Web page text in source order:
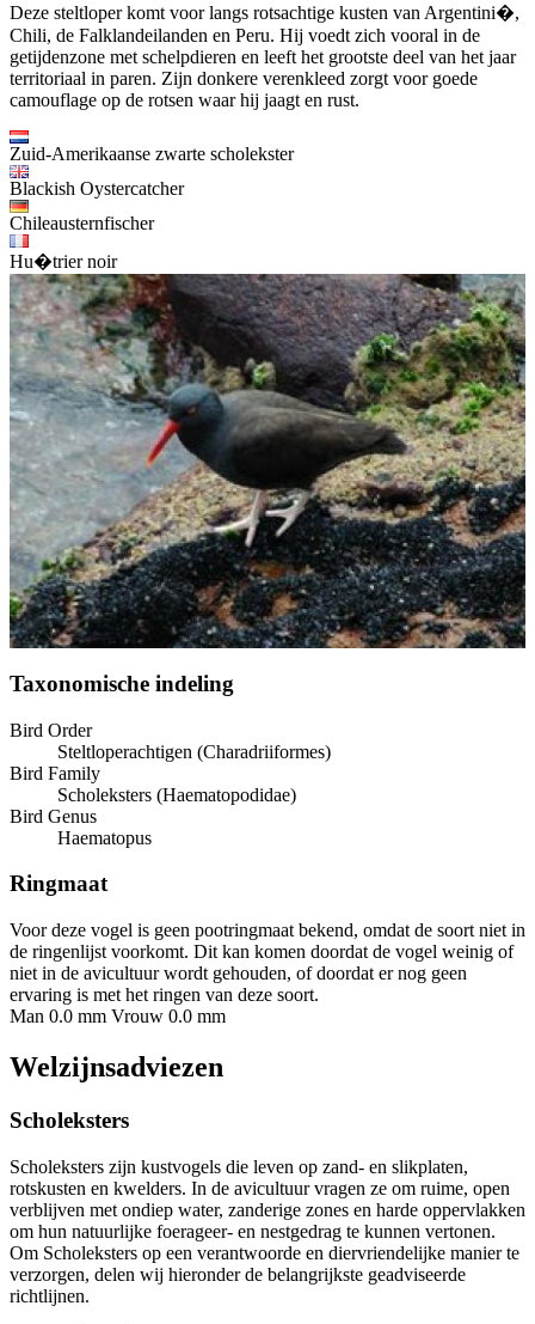
Deze steltloper komt voor langs rotsachtige kusten van Argentini�,
Chili, de Falklandeilanden en Peru. Hij voedt zich vooral in de
getijdenzone met schelpdieren en leeft het grootste deel van het jaar
territoriaal in paren. Zijn donkere verenkleed zorgt voor goede
camouflage op de rotsen waar hij jaagt en rust.
Zuid-Amerikaanse zwarte scholekster
Blackish Oystercatcher
Chileausternfischer
Hu�trier noir
Taxonomische indeling
Bird Order
Steltloperachtigen (Charadriiformes)
Bird Family
Scholeksters (Haematopodidae)
Bird Genus
Haematopus
Ringmaat
Voor deze vogel is geen pootringmaat bekend, omdat de soort niet in
de ringenlijst voorkomt. Dit kan komen doordat de vogel weinig of
niet in de avicultuur wordt gehouden, of doordat er nog geen
ervaring is met het ringen van deze soort.
Man 0.0 mm Vrouw 0.0 mm
Welzijnsadviezen
Scholeksters
Scholeksters zijn kustvogels die leven op zand- en slikplaten,
rotskusten en kwelders. In de avicultuur vragen ze om ruime, open
verblijven met ondiep water, zanderige zones en harde oppervlakken
om hun natuurlijke foerageer- en nestgedrag te kunnen vertonen.
Om Scholeksters op een verantwoorde en diervriendelijke manier te
verzorgen, delen wij hieronder de belangrijkste geadviseerde
richtlijnen.